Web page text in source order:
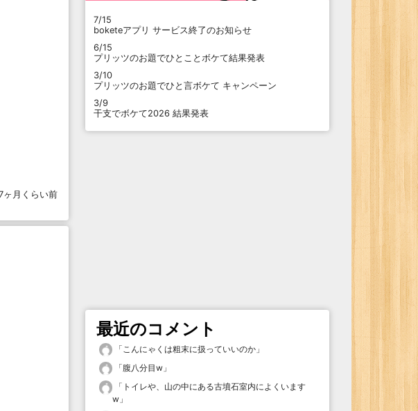
ヶ月くらい前
7/15
boketeアプリ サービス終了のお知らせ
6/15
プリッツのお題でひとことボケて結果発表
3/10
プリッツのお題でひと言ボケて キャンペーン
3/9
干支でボケて2026 結果発表
最近のコメント
「こんにゃくは粗末に扱っていいのか 」
「腹八分目w 」
「 トイレや、山の中にある古墳石室内によくいます
w 」